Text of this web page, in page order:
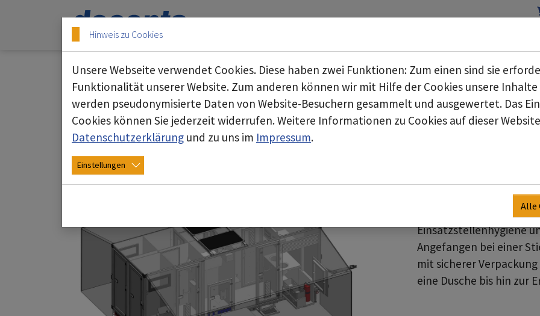
Skip to main content
Skip to page footer
C6000 KatS Einsatzstellenhygiene /
Dekon P
Das deco mobil C 6000 -
verschiedensten
in kürzester Zeit alles
Einsatzstellenhygiene
Angefangen bei einer
mit sicherer
eine Dusche bis hin zur
Hinweis zu Cookies
Unsere Webseite verwendet Cookies. Diese haben zwei Funktionen: Zum einen sind sie
Funktionalität unserer Website. Zum anderen können wir mit Hilfe der Cookies unsere
werden pseudonymisierte Daten von Website-Besuchern gesammelt und ausgewertet. Das
Cookies können Sie jederzeit widerrufen. Weitere Informationen zu Cookies auf dieser
Datenschutzerklärung und zu uns im Impressum.
Einstellungen
Alle